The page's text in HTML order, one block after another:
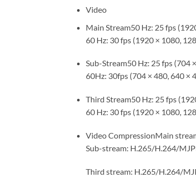
Video
Main Stream50 Hz: 25 fps
60 Hz: 30 fps (1920 × 1080,
Sub-Stream50 Hz: 25 fps (704
60Hz: 30fps (704 × 480, 640 ×
Third Stream50 Hz: 25 fps
60 Hz: 30 fps (1920 × 1080,
Video CompressionMain
Sub-stream: H.265/H.264/
Third stream: H.265/H.264/